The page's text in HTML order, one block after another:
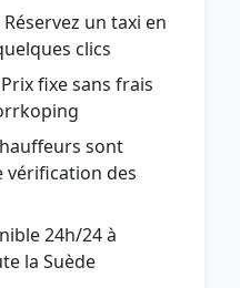
Réservez un taxi en
clics
Prix fixe sans frais
sont
vérification des
24h/24 à
la Suède